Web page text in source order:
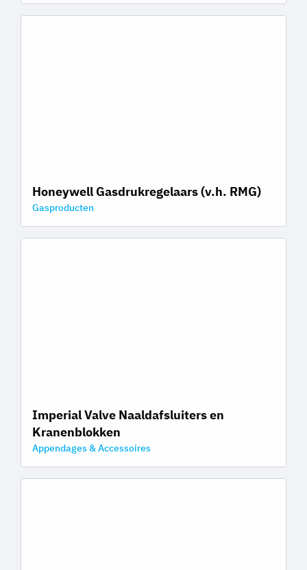
Honeywell Gasdrukregelaars (v.h. RMG)
Gasproducten
Imperial Valve Naaldafsluiters en
Kranenblokken
Appendages & Accessoires